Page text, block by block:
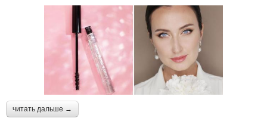
читать дальше →